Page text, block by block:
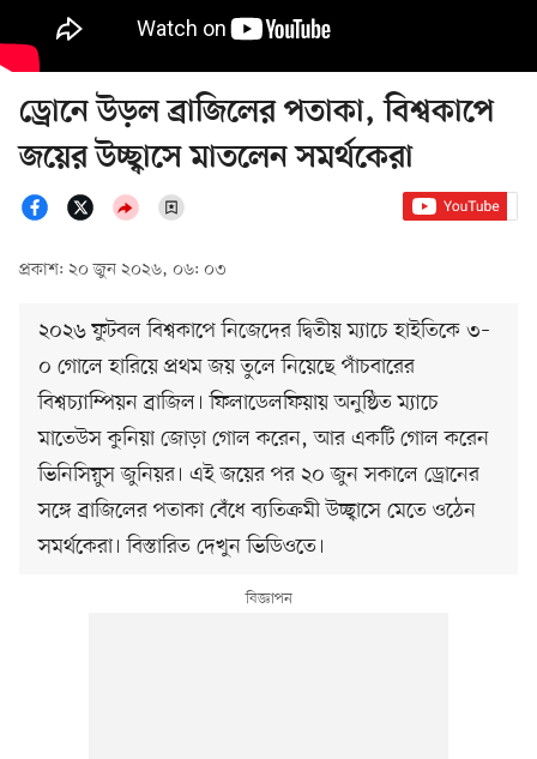
ড্রোনে উড়ল ব্রাজিলের পতাকা, বিশ্বকাপে
জয়ের উচ্ছ্বাসে মাতলেন সমর্থকেরা
প্রকাশ: ২০ জুন ২০২৬, ০৬: ০৩
২০২৬ ফুটবল বিশ্বকাপে নিজেদের দ্বিতীয় ম্যাচে হাইতিকে ৩–
০ গোলে হারিয়ে প্রথম জয় তুলে নিয়েছে পাঁচবারের
বিশ্বচ্যাম্পিয়ন ব্রাজিল। ফিলাডেলফিয়ায় অনুষ্ঠিত ম্যাচে
মাতেউস কুনিয়া জোড়া গোল করেন, আর একটি গোল করেন
ভিনিসিয়ুস জুনিয়র। এই জয়ের পর ২০ জুন সকালে ড্রোনের
সঙ্গে ব্রাজিলের পতাকা বেঁধে ব্যতিক্রমী উচ্ছ্বাসে মেতে ওঠেন
সমর্থকেরা। বিস্তারিত দেখুন ভিডিওতে।